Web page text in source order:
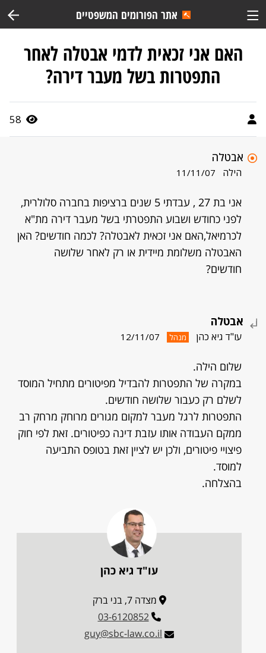
אתר הפורומים המשפטיים
האם אני זכאית לדמי אבטלה לאחר
התפטרות בשל מעבר דירה?
58
אבטלה
הילה 11/11/07
אני בת 27 , עבדתי 5 שנים ברציפות בחברה סלולרית,
לפני כחודש ושבוע התפטרתי בשל מעבר דירה מת"א
לכרמיאל,האם אני זכאית לאבטלה? לכמה חודשים? האן
האבטלה משלומת מיידית או רק לאחר שלושה
חודשים?
אבטלה
עו"ד גיא כהן מנהל 12/11/07
שלום הילה.
במקרה של התפטרות להבדיל מפיטורים מתחיל המוסד
לשלם רק כעבור שלושה חודשים.
התפטרות לרגל מעבר למקום מגורים מרוחק מרחק רב
ממקם העבודה אותו עזבת דינה כפיטורים. זאת לפי חוק
פיצויי פיטורים, ולכן יש לציין זאת בטופס התביעה
למוסד.
בהצלחה.
עו"ד גיא כהן
מצדה 7, בני ברק
03-6120852
guy@sbc-law.co.il